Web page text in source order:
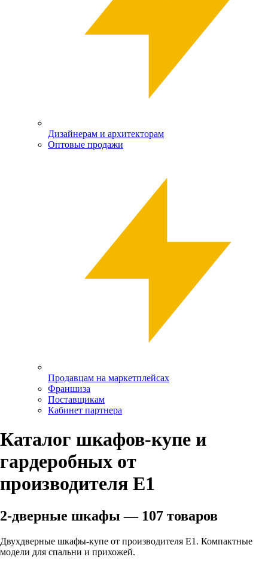
Дизайнерам и архитекторам
Оптовые продажи
Продавцам на маркетплейсах
Франшиза
Поставщикам
Кабинет партнера
Каталог шкафов-купе и
гардеробных от
производителя Е1
2-дверные шкафы — 107 товаров
Двухдверные шкафы-купе от производителя Е1. Компактные
модели для спальни и прихожей.